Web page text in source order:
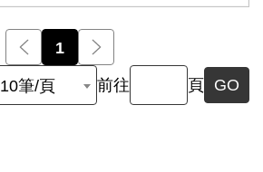
前一頁
1
10筆/頁 前往 頁 GO